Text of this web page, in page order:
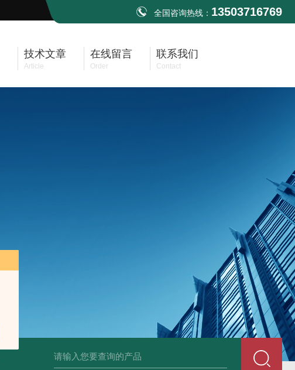
全国咨询热线： 13503716769
技术文章
Article
在线留言
Order
联系我们
Contact
Ophir PD300R 激光功率传感器 Ophir PD300-